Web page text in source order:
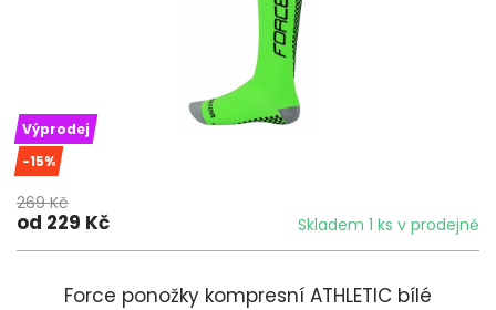
Výprodej
-15%
269 Kč
od 229 Kč Skladem 1 ks v prodejně
Force ponožky kompresní ATHLETIC bílé